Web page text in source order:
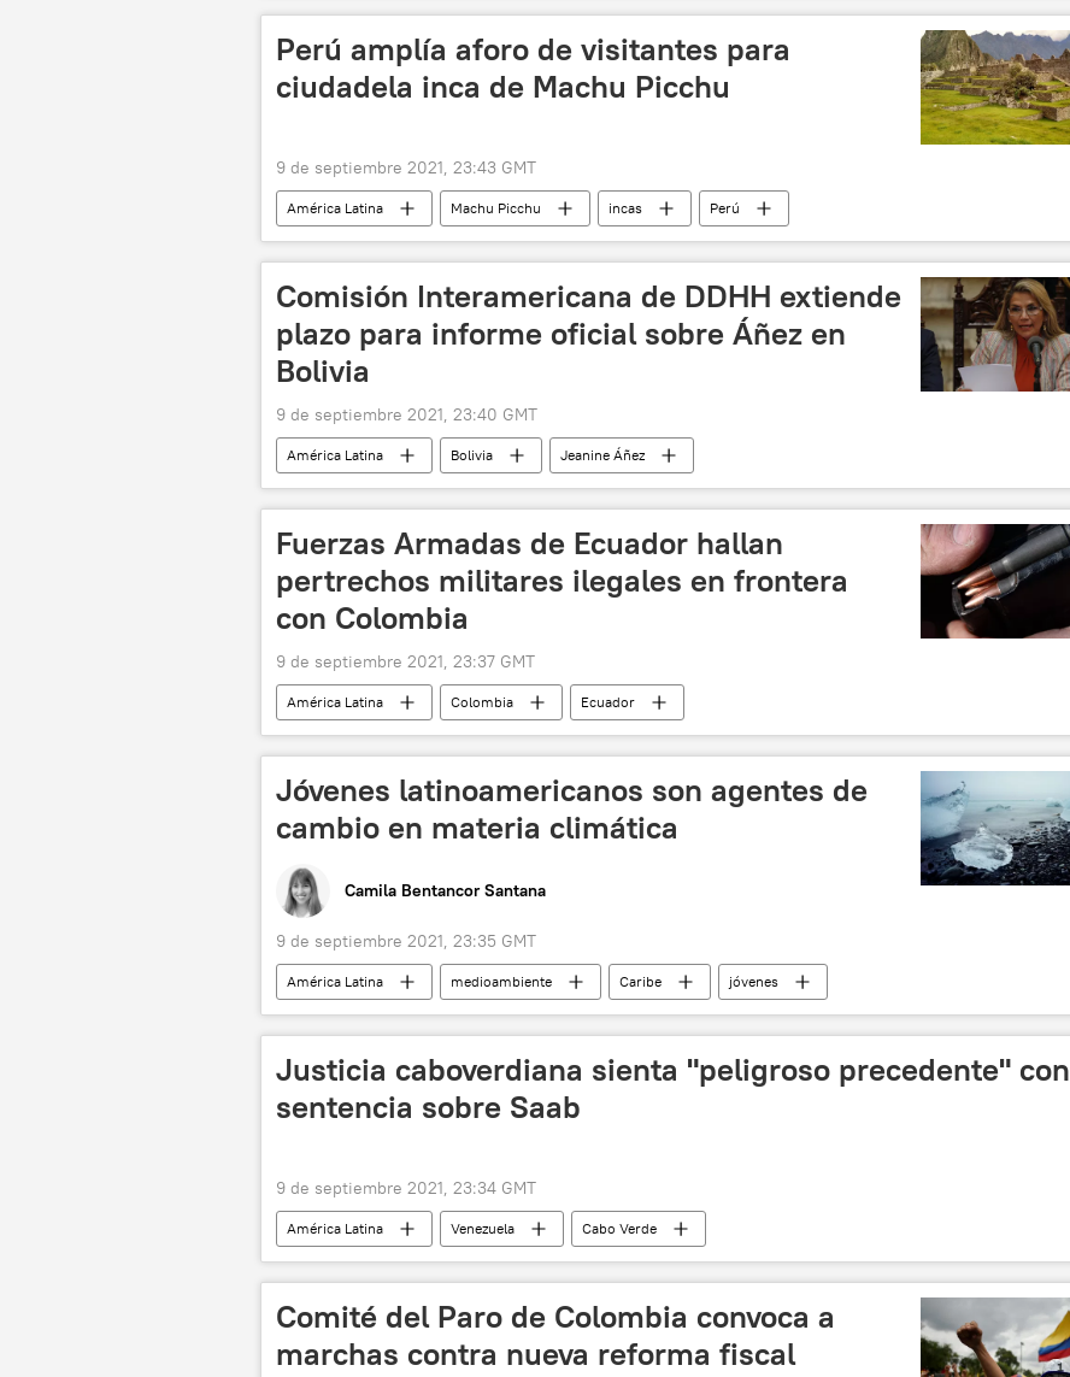
Perú amplía aforo de visitantes para
ciudadela inca de Machu Picchu
9 de septiembre 2021, 23:43 GMT
América Latina Machu Picchu incas Perú
Comisión Interamericana de DDHH extiende
plazo para informe oficial sobre Áñez en
Bolivia
9 de septiembre 2021, 23:40 GMT
América Latina Bolivia Jeanine Áñez
Fuerzas Armadas de Ecuador hallan
pertrechos militares ilegales en frontera
con Colombia
9 de septiembre 2021, 23:37 GMT
América Latina Colombia Ecuador
Jóvenes latinoamericanos son agentes de
cambio en materia climática
Camila Bentancor Santana
9 de septiembre 2021, 23:35 GMT
América Latina medioambiente Caribe jóvenes
Justicia caboverdiana sienta "peligroso precedente" con
sentencia sobre Saab
9 de septiembre 2021, 23:34 GMT
América Latina Venezuela Cabo Verde
Comité del Paro de Colombia convoca a
marchas contra nueva reforma fiscal